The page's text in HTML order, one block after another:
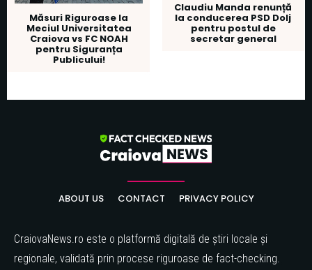
Măsuri Riguroase la
Meciul Universitatea
Craiova vs FC NOAH
pentru Siguranța
Publicului!
Claudiu Manda renunță
la conducerea PSD Dolj
pentru postul de
secretar general
ABOUT US CONTACT PRIVACY POLICY
CraiovaNews.ro este o platformă digitală de știri locale și
regionale, validată prin procese riguroase de fact-checking.